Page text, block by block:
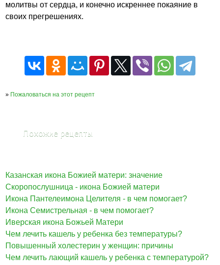
молитвы от сердца, и конечно искреннее покаяние в
своих прегрешениях.
» Пожаловаться на этот рецепт
Похожие рецепты
Казанская икона Божией матери: значение
Скоропослушница - икона Божией матери
Икона Пантелеимона Целителя - в чем помогает?
Икона Семистрельная - в чем помогает?
Иверская икона Божьей Матери
Чем лечить кашель у ребенка без температуры?
Повышенный холестерин у женщин: причины
Чем лечить лающий кашель у ребенка с температурой?